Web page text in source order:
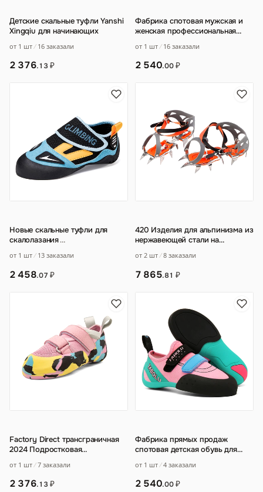
Детские скальные туфли Yanshi
Xingqiu для начинающих
от 1 шт 16 заказали
2 376.13₽
Фабрика спотовая мужская и
женская профессиональная
скалолазания с…
от 1 шт 16 заказали
2 540.00₽
Новые скальные туфли для
скалолазания…
от 1 шт 13 заказали
2 458.07 ₽
420 Изделия для альпинизма из
нержавеющей стали на
Нескользящий чехол для
от 2 шт 8 заказали
7 865.81 ₽
Factory Direct трансграничная
2024 Подростковая
тренировочная противоскол
от 1 шт 7 заказали
2 376.13₽
Фабрика прямых продаж
спотовая детская обувь для
боулдеринг професси
от 1 шт 4 заказали
2 540.00₽